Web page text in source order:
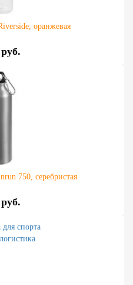
оранжевая
750, серебристая